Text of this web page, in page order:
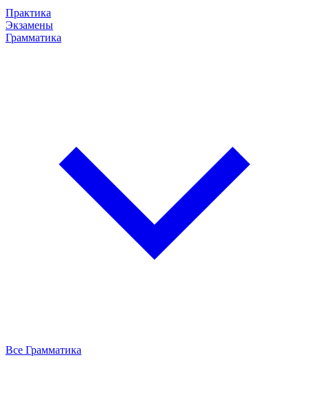
Практика
Экзамены
Грамматика
Все Грамматика